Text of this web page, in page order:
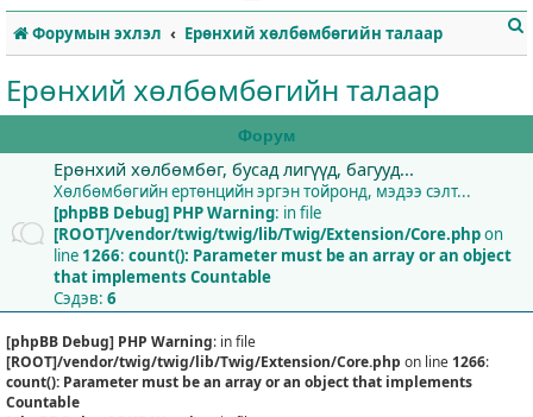
Форумын эхлэл Ерөнхий хөлбөмбөгийн талаар
Ерөнхий хөлбөмбөгийн талаар
Форум
Ерөнхий хөлбөмбөг, бусад лигүүд, багууд...
Хөлбөмбөгийн ертөнцийн эргэн тойронд, мэдээ сэлт...
[phpBB Debug] PHP Warning: in file
[ROOT]/vendor/twig/twig/lib/Twig/Extension/Core.phpon
line 1266: count(): Parameter must be an array or an object
that implements Countable
Сэдэв: 6
[phpBB Debug] PHP Warning: in file
[ROOT]/vendor/twig/twig/lib/Twig/Extension/Core.php on line 1266:
count(): Parameter must be an array or an object that implements
Countable